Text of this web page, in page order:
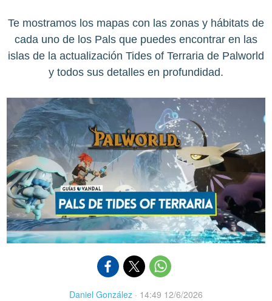
Te mostramos los mapas con las zonas y hábitats de
cada uno de los Pals que puedes encontrar en las
islas de la actualización Tides of Terraria de Palworld
y todos sus detalles en profundidad.
Daniel González · 14:49 12/6/2026